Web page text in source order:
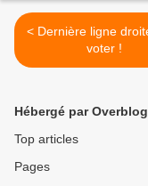
< Dernière ligne droite pour
voter !
Hébergé par Overblog
Top articles
Pages